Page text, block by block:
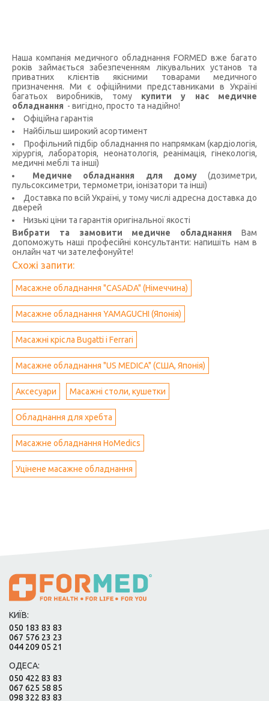
Наша компанія медичного обладнання FORMED вже багато
років займається забезпеченням лікувальних установ та
приватних клієнтів якісними товарами медичного
призначення. Ми є офіційними представниками в Україні
багатьох виробників, тому купити у нас медичне
обладнання - вигідно, просто та надійно!
Офіційна гарантія
Найбільш широкий асортимент
Профільний підбір обладнання по напрямкам (кардіологія,
хірургія, лабораторія, неонатологія, реанімація, гінекологія,
медичні меблі та інші)
Медичне обладнання для дому(дозиметри,
пульсоксиметри, термометри, іонізатори та інші)
Доставка по всій Україні, у тому числі адресна доставка до
дверей
Низькі ціни та гарантія оригінальної якості
Вибрати та замовити медичне обладнання Вам
допоможуть наші професійні консультанти: напишіть нам в
онлайн чат чи зателефонуйте!
Схожі запити:
Масажне обладнання "CASADA" (Німеччина)
Масажне обладнання YAMAGUCHI (Японія)
Масажні крісла Bugatti і Ferrari
Масажне обладнання "US MEDICA" (США, Японія)
Аксесуари Масажні столи, кушетки
Обладнання для хребта
Масажне обладнання HoMedics
Уцінене масажне обладнання
КИЇВ:
050 183 83 83
067 576 23 23
044 209 05 21
ОДЕСА:
050 422 83 83
067 625 58 85
098 322 83 83